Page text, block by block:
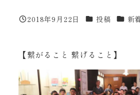
投稿日
2018年9月22日 カテゴリー
投稿 カテ新
【繋がること 繋げること】